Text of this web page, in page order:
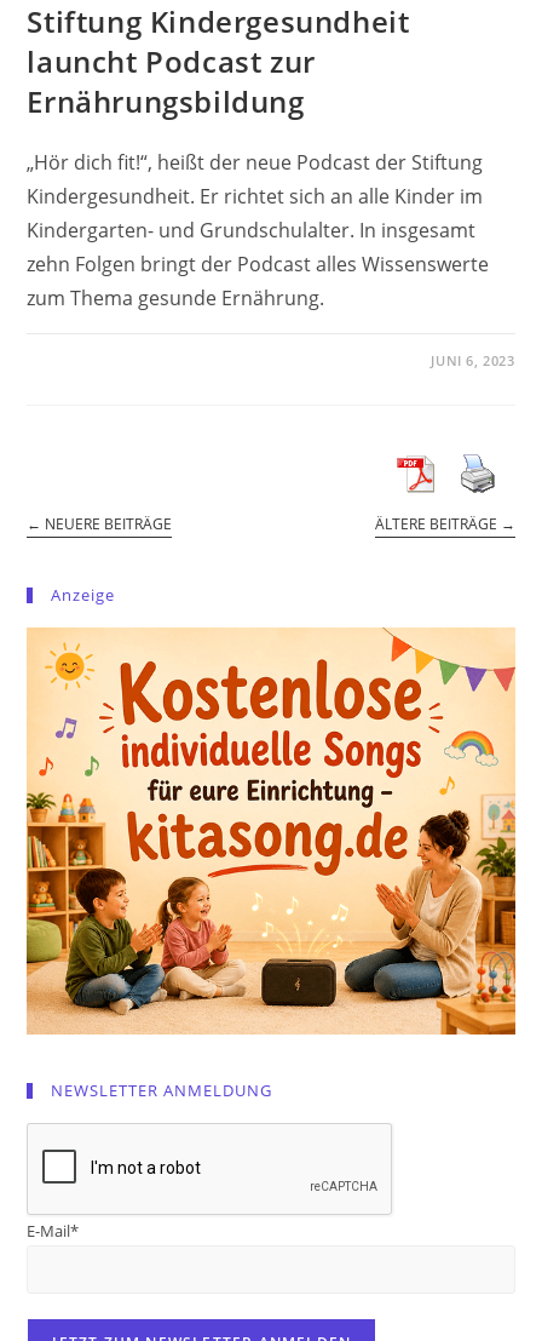
Stiftung Kindergesundheit
launcht Podcast zur
Ernährungsbildung
„Hör dich fit!“, heißt der neue Podcast der Stiftung
Kindergesundheit. Er richtet sich an alle Kinder im
Kindergarten- und Grundschulalter. In insgesamt
zehn Folgen bringt der Podcast alles Wissenswerte
zum Thema gesunde Ernährung.
JUNI 6, 2023
← NEUERE BEITRÄGE ÄLTERE BEITRÄGE →
Anzeige
NEWSLETTER ANMELDUNG
E-Mail*